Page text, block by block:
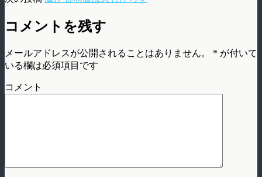
コメントを残す
メールアドレスが公開されることはありません。 * が付いて
いる欄は必須項目です
コメント